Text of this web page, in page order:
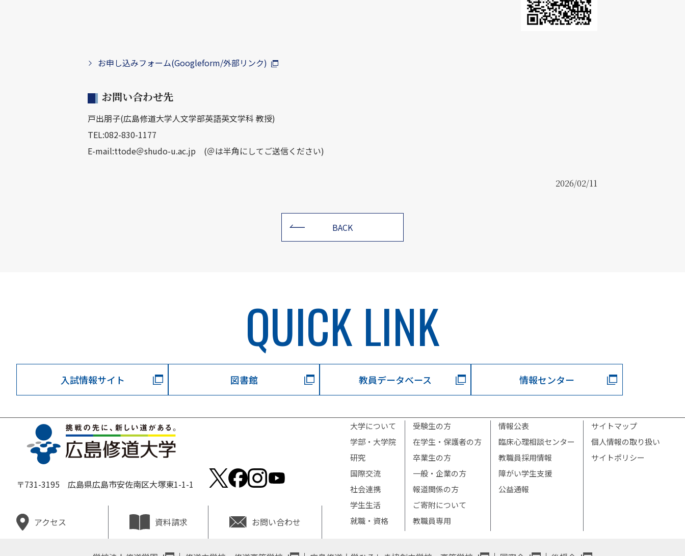
お申し込みフォーム(Googleform/外部リンク)
お問い合わせ先
戸出朋子(広島修道大学人文学部英語英文学科 教授)
TEL:082-830-1177
E-mail:ttode＠shudo-u.ac.jp (＠は半角にしてご送信ください)
2026/02/11
BACK
QUICK LINK
入試情報サイト 図書館 教員データベース 情報センター
〒731-3195 広島県広島市安佐南区大塚東1-1-1
アクセス 資料請求 お問い合わせ
大学について
学部・大学院
研究
国際交流
社会連携
学生生活
就職・資格
受験生の方
在学生・保護者の方
卒業生の方
一般・企業の方
報道関係の方
ご寄附について
教職員専用
情報公表
臨床心理相談センター
教職員採用情報
障がい学生支援
公益通報
サイトマップ
個人情報の取り扱い
サイトポリシー